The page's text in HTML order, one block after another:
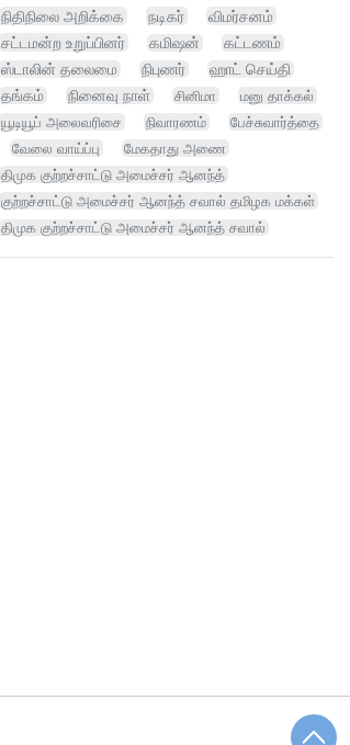
நிதிநிலை அறிக்கை
நடிகர்
விமர்சனம்
சட்டமன்ற உறுப்பினர்
கமிஷன்
கட்டணம்
ஸ்டாலின் தலைமை
நிபுணர்
ஹாட் செய்தி
தங்கம்
நினைவு நாள் சினிமா
மனு தாக்கல்
யூடியூப் அலைவரிசை
நிவாரணம்
பேச்சுவார்த்தை
வேலை வாய்ப்பு
மேகதாது அணை
திமுக குற்றச்சாட்டு அமைச்சர் ஆனந்த்
குற்றச்சாட்டு அமைச்சர் ஆனந்த் சவால் தமிழக மக்கள்
திமுக குற்றச்சாட்டு அமைச்சர் ஆனந்த் சவால்